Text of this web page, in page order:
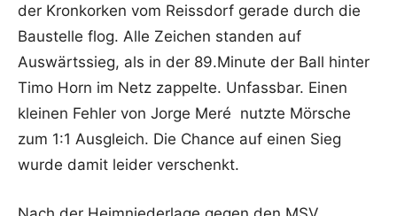
der Kronkorken vom Reissdorf gerade durch die
Baustelle flog. Alle Zeichen standen auf
Auswärtssieg, als in der 89.Minute der Ball hinter
Timo Horn im Netz zappelte. Unfassbar. Einen
kleinen Fehler von Jorge Meré nutzte Mörsche
zum 1:1 Ausgleich. Die Chance auf einen Sieg
wurde damit leider verschenkt.